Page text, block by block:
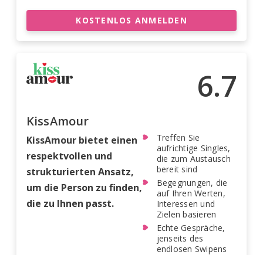
KOSTENLOS ANMELDEN
6.7
KissAmour
KissAmour bietet einen
respektvollen und
strukturierten Ansatz,
um die Person zu finden,
die zu Ihnen passt.
Treffen Sie
aufrichtige Singles,
die zum Austausch
bereit sind
Begegnungen, die
auf Ihren Werten,
Interessen und
Zielen basieren
Echte Gespräche,
jenseits des
endlosen Swipens